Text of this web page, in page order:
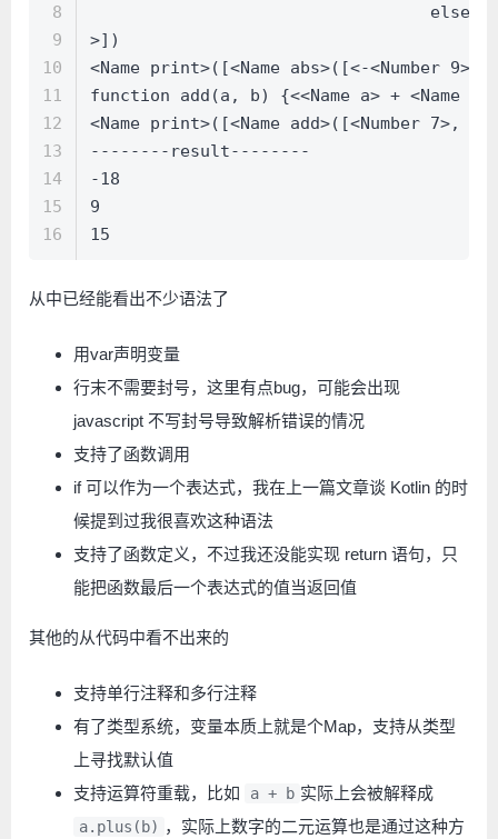
8
9
10
11
12
13
14
15
16
>])
<Name print>([<Name abs>([<-<Number
function add(a, b) {<<Name a> + <Name
<Name print>([<Name add>([<Number 7>,
--------result--------
-18
9
15
从中已经能看出不少语法了
用var声明变量
行末不需要封号，这里有点bug，可能会出现
javascript 不写封号导致解析错误的情况
支持了函数调用
if 可以作为一个表达式，我在上一篇文章谈 Kotlin 的时
候提到过我很喜欢这种语法
支持了函数定义，不过我还没能实现 return 语句，只
能把函数最后一个表达式的值当返回值
其他的从代码中看不出来的
支持单行注释和多行注释
有了类型系统，变量本质上就是个Map，支持从类型
上寻找默认值
支持运算符重载，比如
a + b 实际上会被解释成
a.plus(b) ，实际上数字的二元运算也是通过这种方